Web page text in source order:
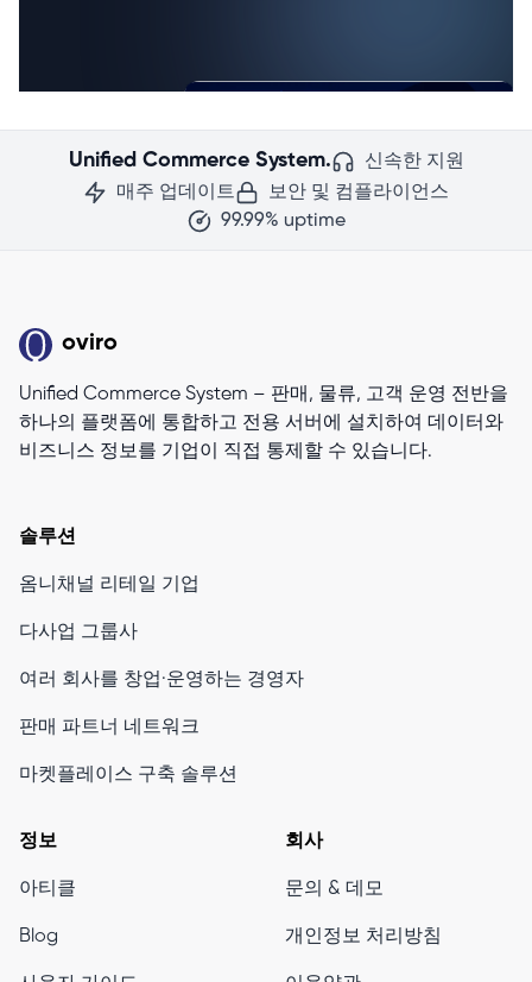
Unified Commerce System.
신속한 지원
매주 업데이트
보안 및 컴플라이언스
99.99% uptime
oviro
Unified Commerce System – 판매, 물류, 고객 운영 전반을
하나의 플랫폼에 통합하고 전용 서버에 설치하여 데이터와
비즈니스 정보를 기업이 직접 통제할 수 있습니다.
솔루션
옴니채널 리테일 기업
다사업 그룹사
여러 회사를 창업·운영하는 경영자
판매 파트너 네트워크
마켓플레이스 구축 솔루션
정보
아티클
Blog
회사
문의 & 데모
개인정보 처리방침